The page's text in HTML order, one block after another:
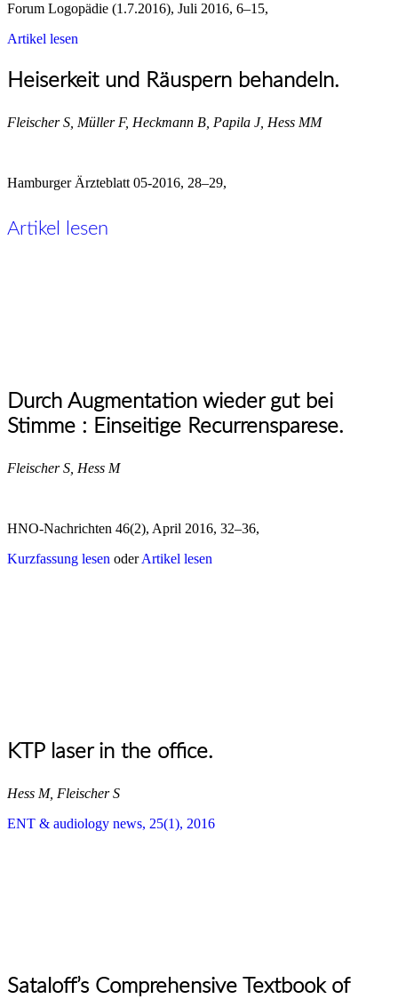
Forum Logopädie (1.7.2016), Juli 2016, 6–15,
Artikel lesen
Heiserkeit und Räuspern behandeln.
Fleischer S, Müller F, Heckmann B, Papila J, Hess MM
Hamburger Ärzteblatt 05-2016, 28–29,
Artikel lesen
Durch Augmentation wieder gut bei
Stimme : Einseitige Recurrensparese.
Fleischer S, Hess M
HNO-Nachrichten 46(2), April 2016, 32–36,
Kurzfassung lesen oderArtikel lesen
KTP laser in the office.
Hess M, Fleischer S
ENT & audiology news, 25(1), 2016
Sataloff’s Comprehensive Textbook of